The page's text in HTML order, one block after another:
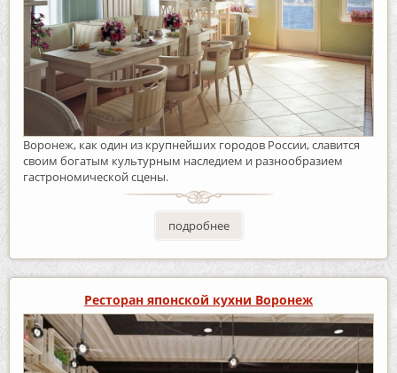
Воронеж, как один из крупнейших городов России, славится
своим богатым культурным наследием и разнообразием
гастрономической сцены.
подробнее
Ресторан японской кухни Воронеж